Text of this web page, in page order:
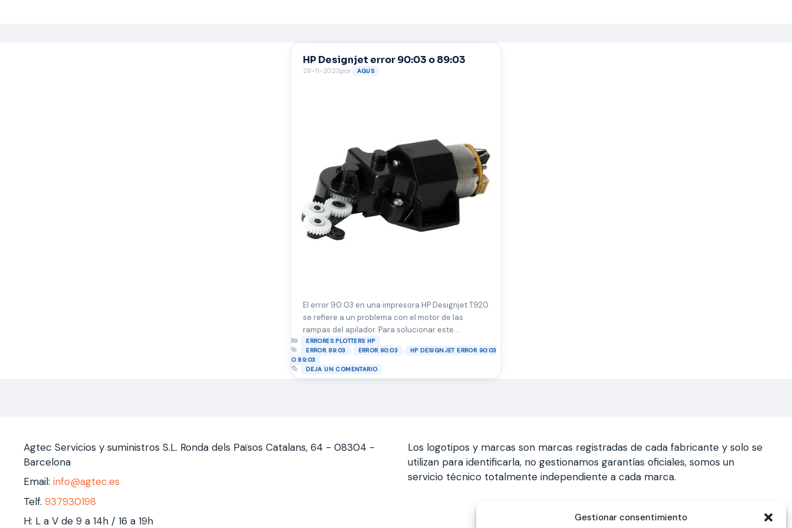
Gestionar consentimiento
HP Designjet error 90:03 o 89:03
28-11-2023por AGUS
El error 90:03 en una impresora HP Designjet T920
se refiere a un problema con el motor de las
rampas del apilador. Para solucionar este
problema, se recomienda seguir los siguientes
pasos: Apagar la impresora: Utilizar el interruptor
de encendido en la parte trasera para apagar la
impresora y luego desconectar el cable de
Categorías
ERRORES PLOTTERS HP
Etiquetas
ERROR 89:03 , ERROR 90:03 ,
HP DESIGNJET ERROR 90:03
O 89:03
DEJA UN COMENTARIO
Agtec Servicios y suministros S.L. Ronda dels Països Catalans, 64 - 08304 -
Barcelona
Email: info@agtec.es
Telf. 937930198
H: L a V de 9 a 14h / 16 a 19h
Los logotipos y marcas son marcas registradas de cada fabricante y solo se
utilizan para identificarla, no gestionamos garantías oficiales, somos un
servicio técnico totalmente independiente a cada marca.